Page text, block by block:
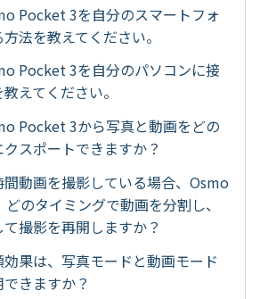
Pocket 3を自分のスマートフォ
法を教えてください。
Pocket 3を自分のパソコンに接
えてください。
Pocket 3から写真と動画をどの
スポートできますか？
間動画を撮影している場合、Osmo
のタイミングで動画を分割し、
撮影を再開しますか？
効果は、写真モードと動画モード
きますか？